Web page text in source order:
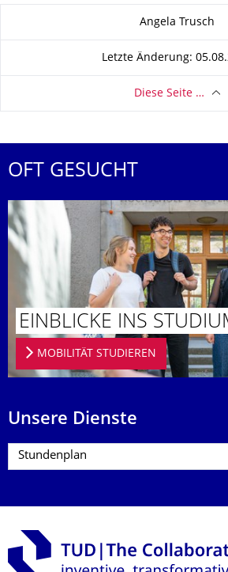
Angela Trusch
Letzte Änderung:
Diese Seite …
OFT GESUCHT
EINBLICKE INS
MOBILITÄT STUDIEREN
Unsere Dienste